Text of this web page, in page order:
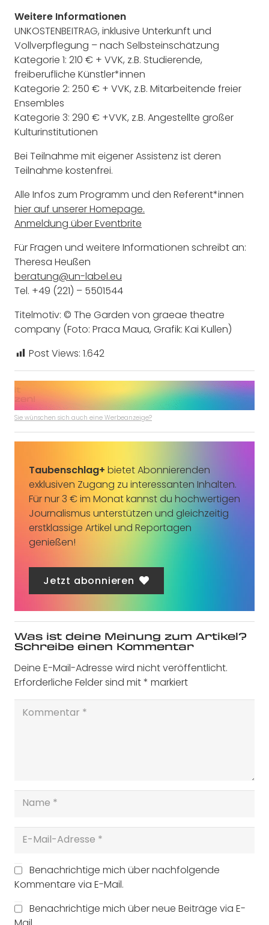
Weitere Informationen
UNKOSTENBEITRAG, inklusive Unterkunft und
Vollverpflegung – nach Selbsteinschätzung
Kategorie 1: 210 € + VVK, z.B. Studierende,
freiberufliche Künstler*innen
Kategorie 2: 250 € + VVK, z.B. Mitarbeitende freier
Ensembles
Kategorie 3: 290 € +VVK, z.B. Angestellte großer
Kulturinstitutionen
Bei Teilnahme mit eigener Assistenz ist deren
Teilnahme kostenfrei.
Alle Infos zum Programm und den Referent*innen
hier auf unserer Homepage.
Anmeldung über Eventbrite
Für Fragen und weitere Informationen schreibt an:
Theresa Heußen
beratung@un-label.eu
Tel. +49 (221) – 5501544
Titelmotiv: © The Garden von graeae theatre
company (Foto: Praca Maua, Grafik: Kai Kullen)
Post Views: 1.642
Sie wünschen sich auch eine Werbeanzeige?
Taubenschlag+ bietet Abonnierenden
exklusiven Zugang zu interessanten Inhalten.
Für nur 3 € im Monat kannst du hochwertigen
Journalismus unterstützen und gleichzeitig
erstklassige Artikel und Reportagen
genießen!
Jetzt abonnieren
Was ist deine Meinung zum Artikel?
Schreibe einen Kommentar
Deine E-Mail-Adresse wird nicht veröffentlicht.
Erforderliche Felder sind mit* markiert
Benachrichtige mich über nachfolgende
Kommentare via E-Mail.
Benachrichtige mich über neue Beiträge via E-